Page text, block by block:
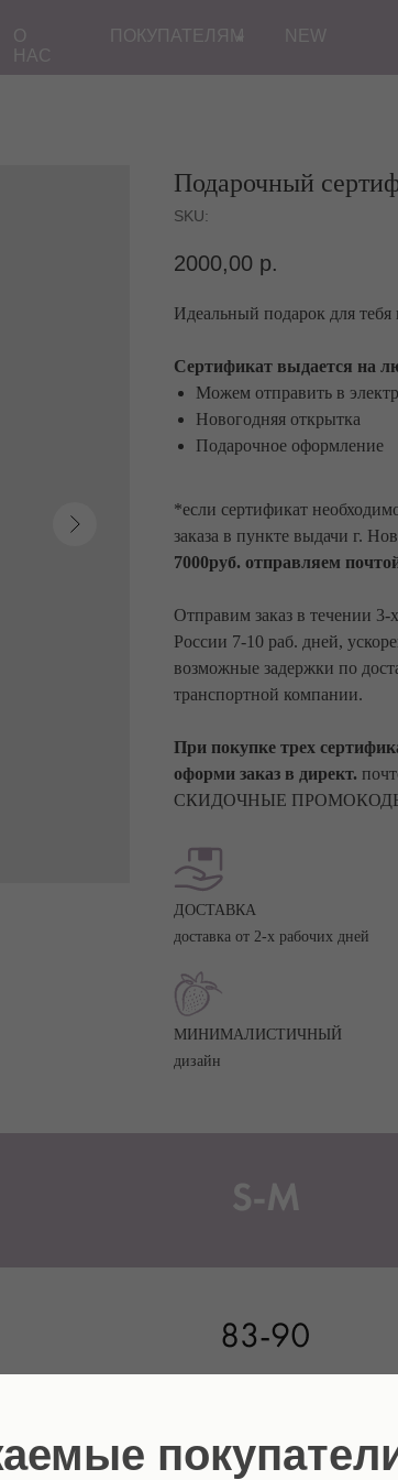
ПОКУПАТЕЛЯМ NEW
О
НАС
Подарочный
SKU:
2000,00 р.
Идеальный подарок для
Сертификат выдается на
Можем отправить в
Новогодняя открытка
Подарочное оформление
*если сертификат
заказа в пункте выдачи г.
7000руб. отправляем
Отправим заказ в течении
России 7-10 раб. дней,
возможные задержки по
транспортной компании.
При покупке трех
оформи заказ в директ.
СКИДОЧНЫЕ
ДОСТАВКА
доставка от 2-х рабочих дней
МИНИМАЛИСТИЧНЫЙ
дизайн